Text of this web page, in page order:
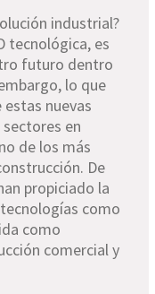
industrial?
tecnológica, es
futuro dentro
lo que
nuevas
en
de los más
De
propiciado la
como
como
comercial y